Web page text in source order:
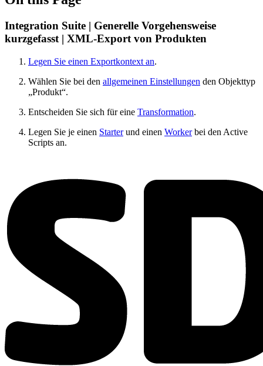
Integration Suite | Generelle Vorgehensweise
kurzgefasst | XML-Export von Produkten
Legen Sie einen Exportkontext an.
Wählen Sie bei den allgemeinen Einstellungen den Objekttyp
„Produkt“.
Entscheiden Sie sich für eine Transformation.
Legen Sie je einen Starterund einen Workerbei den Active
Scripts an.